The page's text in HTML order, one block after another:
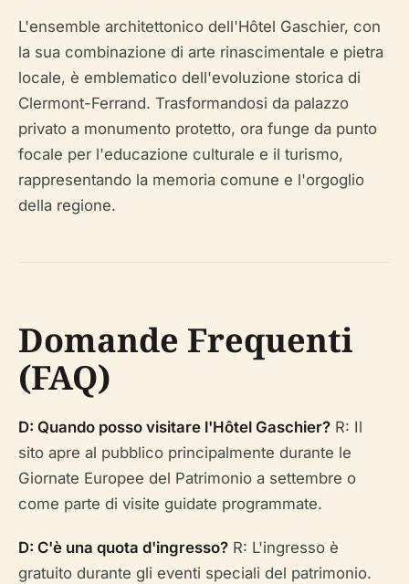
L'ensemble architettonico dell'Hôtel Gaschier, con
la sua combinazione di arte rinascimentale e pietra
locale, è emblematico dell'evoluzione storica di
Clermont-Ferrand. Trasformandosi da palazzo
privato a monumento protetto, ora funge da punto
focale per l'educazione culturale e il turismo,
rappresentando la memoria comune e l'orgoglio
della regione.
Domande Frequenti
(FAQ)
D: Quando posso visitare l'Hôtel Gaschier? R: Il
sito apre al pubblico principalmente durante le
Giornate Europee del Patrimonio a settembre o
come parte di visite guidate programmate.
D: C'è una quota d'ingresso? R: L'ingresso è
gratuito durante gli eventi speciali del patrimonio.